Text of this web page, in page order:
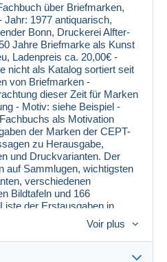
über Briefmarken,
1977 antiquarisch,
Bonn, Druckerei Alfter-
Jahre Briefmarke als Kunst
Ladenpreis ca. 20,00€ -
nicht als Katalog sortiert seit
von Briefmarken -
dieser Zeit für Marken
- Motiv: siehe Beispiel -
als Motivation
der Marken der CEPT-
zu Herausgabe,
und Druckvarianten. Der
auf Sammlugen, wichtigsten
verschiedenen
Bildtafeln und 166
der Erstausgaben in
1900 und Bibliographie mit
Literatur. Versand
möglich. Zur
) beachten Sie weitere
Voir plus